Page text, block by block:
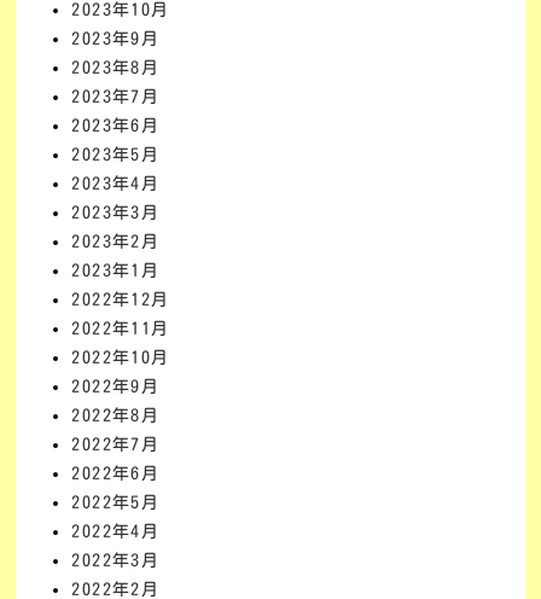
2023年10月
2023年9月
2023年8月
2023年7月
2023年6月
2023年5月
2023年4月
2023年3月
2023年2月
2023年1月
2022年12月
2022年11月
2022年10月
2022年9月
2022年8月
2022年7月
2022年6月
2022年5月
2022年4月
2022年3月
2022年2月